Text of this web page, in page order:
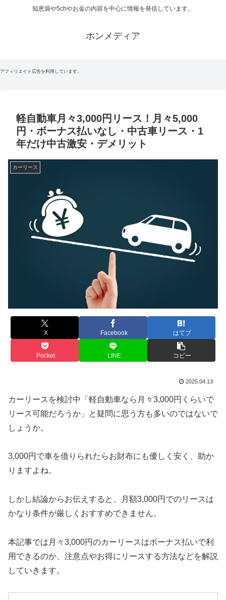
知恵袋や5chやお金の内容を中心に情報を発信しています。
ホンメディア
アフィリエイト広告を利用しています。
軽自動車月々3,000円リース！月々5,000
円・ボーナス払いなし・中古車リース・1
年だけ中古激安・デメリット
カーリース
X Facebook はてブ
Pocket LINE コピー
2025.04.13
カーリースを検討中「軽自動車なら月々3,000円くらいで
リース可能だろうか」と疑問に思う方も多いのではないで
しょうか。
3,000円で車を借りられたらお財布にも優しく安く、助か
りますよね。
しかし結論からお伝えすると、月額3,000円でのリースは
かなり条件が厳しくおすすめできません。
本記事では月々3,000円のカーリースはボーナス払いで利
用できるのか、注意点やお得にリースする方法などを解説
していきます。